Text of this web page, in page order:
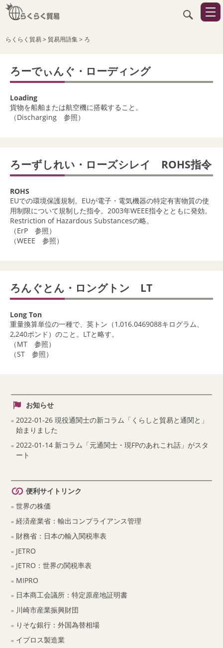
らくらく貿易> 貿易用語集> ろ
ろーでぃんぐ・ローディング
Loading
貨物を船舶または航空機に搭載すること。
（Discharging 参照）
ろーずしれい・ローズシレイ ROHS指令
ROHS
EUでの環境保護規制。EUが電子・電気機器の特定有害物質の使
用制限について規制した指令。2003年WEEE指令とともに発効。
Restriction of Hazardous Substancesの略。
（ErP 参照）
（WEEE 参照）
ろんぐとん・ロングトン LT
Long Ton
重量換算単位の一種で、英トン（1,016.0469088キログラム、
2,240ポンド）のこと。LTと略す。
（MT 参照）
（ST 参照）
お知らせ
2022-01-26 現役通関士の新コラム「くらしと貿易と通関と」
始まりました
2022-01-14 新コラム「元通関士・現FPのあれこれ話」がスタ
ート
便利サイトリンク
世界の株価
経済産業省：輸出コンプライアンス管理
財務省：日本の輸入関税率表
JETRO
JETRO：世界の関税率表
MIPRO
日本商工会議所：特定原産地証明書
川崎市産業振興財団
りそな銀行：外国為替相場
イプロス製造業